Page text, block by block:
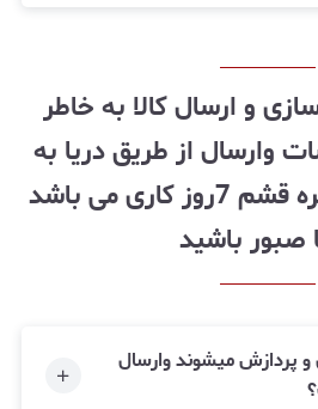
و ارسال کالا به خاطر
وارسال از طریق دریا به
علت موقعیت جزیره قشم 7روز کاری می باشد
صبور باشید
پردازش میشوند وارسال